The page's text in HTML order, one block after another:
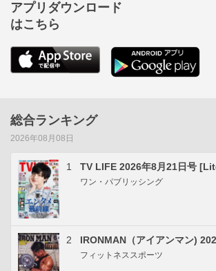
アプリダウンロード
はこちら
総合ランキング
2026年08月08日
1 TV LIFE 2026年8月21日号
ワン・パブリッシング
2 IRONMAN（アイアンマン)
フィットネススポーツ